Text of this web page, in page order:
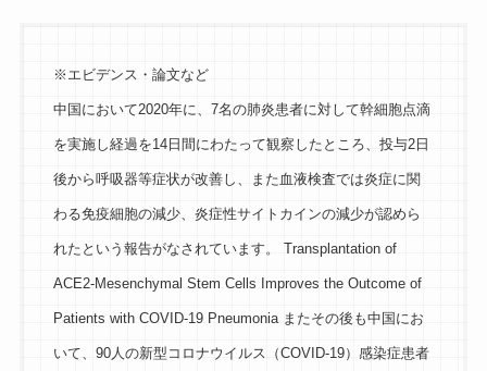
※エビデンス・論文など
中国において2020年に、7名の肺炎患者に対して幹細胞点滴
を実施し経過を14日間にわたって観察したところ、投与2日
後から呼吸器等症状が改善し、また血液検査では炎症に関
わる免疫細胞の減少、炎症性サイトカインの減少が認めら
れたという報告がなされています。 Transplantation of
ACE2-Mesenchymal Stem Cells Improves the Outcome of
Patients with COVID-19 Pneumonia またその後も中国にお
いて、90人の新型コロナウイルス（COVID-19）感染症患者